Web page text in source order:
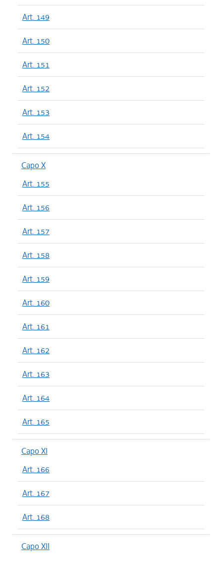
Art. 149
Art. 150
Art. 151
Art. 152
Art. 153
Art. 154
Capo X
Art. 155
Art. 156
Art. 157
Art. 158
Art. 159
Art. 160
Art. 161
Art. 162
Art. 163
Art. 164
Art. 165
Capo XI
Art. 166
Art. 167
Art. 168
Capo XII